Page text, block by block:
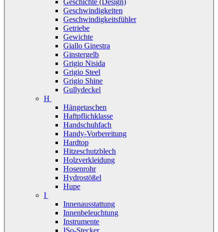
Geschichte (Design)
Geschwindigkeiten
Geschwindigkeitsfühler
Getriebe
Gewichte
Giallo Ginestra
Ginstergelb
Grigio Nisida
Grigio Steel
Grigio Shine
Gullydeckel
H
Hängetaschen
Haftpflichklasse
Handschuhfach
Handy-Vorbereitung
Hardtop
Hitzeschutzblech
Holzverkleidung
Hosenrohr
Hydrostößel
Hupe
I
Innenausstattung
Innenbeleuchtung
Instrumente
ISo-Stecker